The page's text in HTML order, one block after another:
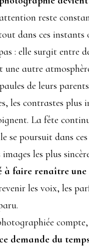
reste
dans ces
: elle surgit entre
autre
de leurs
les contrastes plus
La fête
se poursuit dans
les plus
à faire renaître
les voix, les
demande du